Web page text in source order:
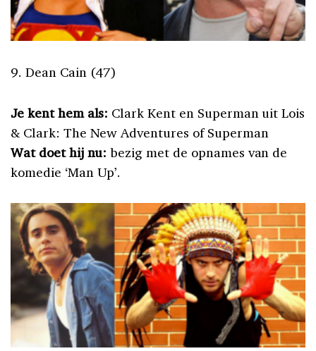
9. Dean Cain (47)
Je kent hem als: Clark Kent en Superman uit Lois
& Clark: The New Adventures of Superman
Wat doet hij nu: bezig met de opnames van de
komedie ‘Man Up’.